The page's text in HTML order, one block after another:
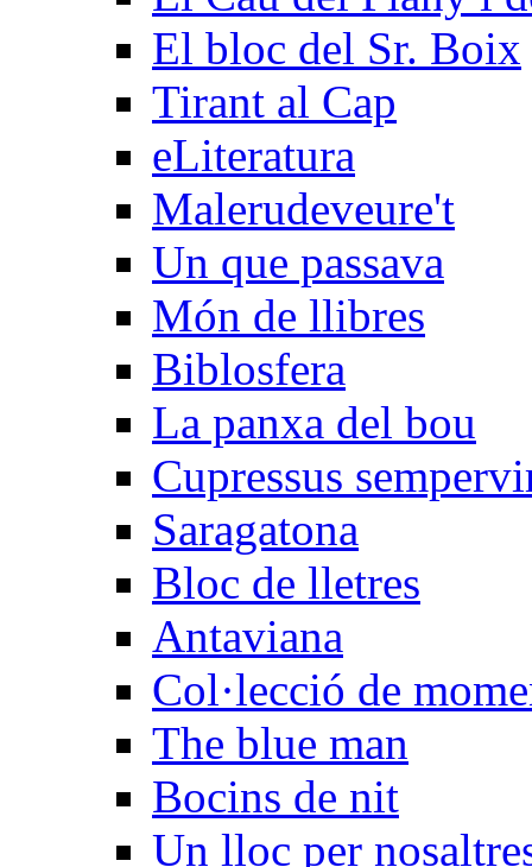
El bloc del Sr. Boix
Tirant al Cap
eLiteratura
Malerudeveure't
Un que passava
Món de llibres
Biblosfera
La panxa del bou
Cupressus
Saragatona
Bloc de lletres
Antaviana
Col·lecció de
The blue man
Bocins de nit
Un lloc per